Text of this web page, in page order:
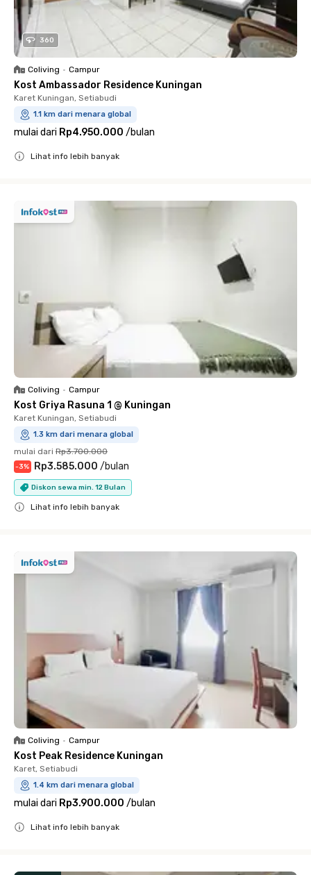
360
Coliving • Campur
Kost Ambassador Residence Kuningan
Karet Kuningan, Setiabudi
1.1 km dari menara global
mulai dari Rp4.950.000 /bulan
Lihat info lebih banyak
Coliving • Campur
Kost Griya Rasuna 1 @ Kuningan
Karet Kuningan, Setiabudi
1.3 km dari menara global
mulai dari Rp3.700.000
-3% Rp3.585.000 /bulan
Diskon sewa min. 12 Bulan
Lihat info lebih banyak
Coliving • Campur
Kost Peak Residence Kuningan
Karet, Setiabudi
1.4 km dari menara global
mulai dari Rp3.900.000 /bulan
Lihat info lebih banyak